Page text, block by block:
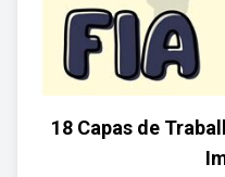
18 Capas de